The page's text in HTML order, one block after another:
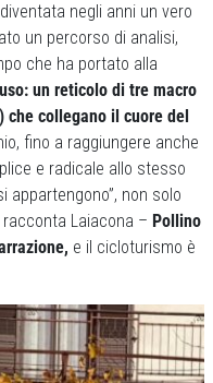
negli anni un vero
un percorso di analisi,
che ha portato alla
un reticolo di tre macro
collegano il cuore del
fino a raggiungere anche
e radicale allo stesso
appartengono”, non solo
Laiacona – Pollino
e il cicloturismo è